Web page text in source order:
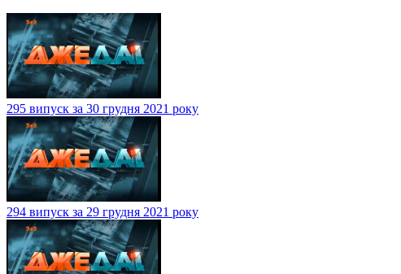
295 випуск за 30 грудня 2021 року
294 випуск за 29 грудня 2021 року